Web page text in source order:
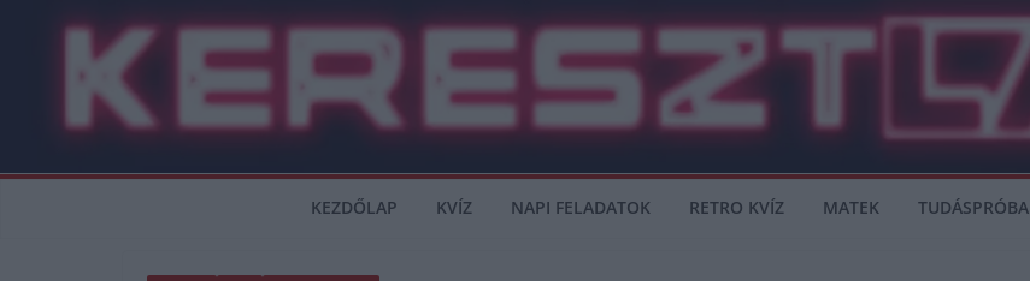
KEZDŐLAP KVÍZ NAPI FELADATOK RETRO KVÍZ MATEK TUDÁSPRÓBA